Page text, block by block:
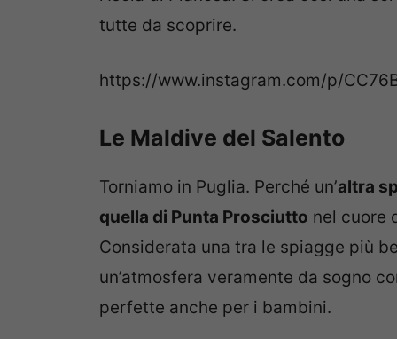
tutte da scoprire.
https://www.instagram.com/p/
Le Maldive del Salento
Torniamo in Puglia. Perché un’altra
quella di Punta Prosciutto nel cuore
Considerata una tra le spiagge più
un’atmosfera veramente da sogno
perfette anche per i bambini.